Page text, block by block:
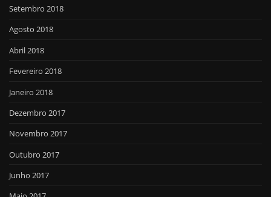
Setembro 2018
Agosto 2018
Abril 2018
Fevereiro 2018
Janeiro 2018
Dezembro 2017
Novembro 2017
Outubro 2017
Junho 2017